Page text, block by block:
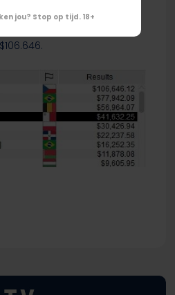
$56.964. De Tsjech
jou? Stop op tijd. 18+